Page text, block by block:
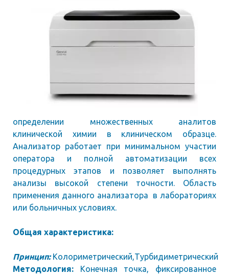
определении множественных аналитов
клинической химии в клиническом образце.
Анализатор работает при минимальном участии
оператора и полной автоматизации всех
процедурных этапов и позволяет выполнять
анализы высокой степени точности. Область
применения данного анализатора в лабораториях
или больничных условиях.
Общая характеристика:
Принцип: Колориметрический,Турбидиметрический
Методология: Конечная точка, фиксированное